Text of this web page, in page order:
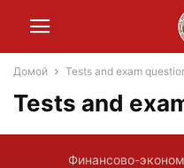
Домой Tests and exam
Tests and
Финансово-